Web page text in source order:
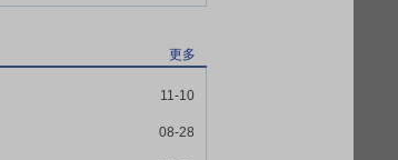
更多
11-10
08-28